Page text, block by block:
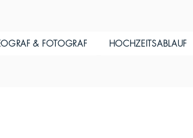
& FOTOGRAF HOCHZEITSABLAUF